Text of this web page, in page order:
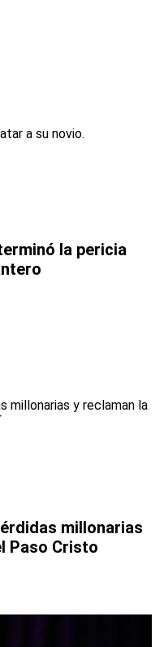
la pericia
millonarias
Paso Cristo